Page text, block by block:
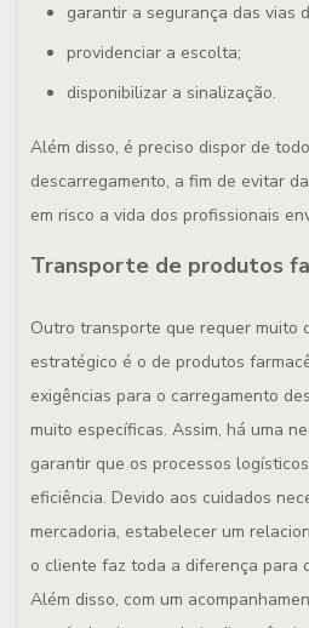
garantir a segurança das vias
providenciar a escolta;
disponibilizar a sinalização.
Além disso, é preciso dispor de
descarregamento, a fim de evitar
em risco a vida dos profissionais
Transporte de produtos
Outro transporte que requer muito
estratégico é o de produtos
exigências para o carregamento
muito específicas. Assim, há uma
garantir que os processos
eficiência. Devido aos cuidados
mercadoria, estabelecer um
o cliente faz toda a diferença para
Além disso, com um